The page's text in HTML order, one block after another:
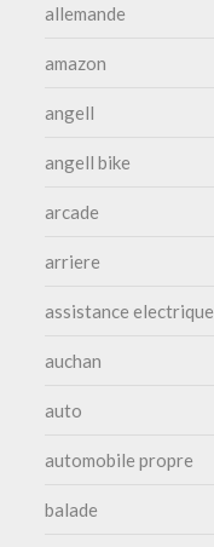
allemande
amazon
angell
angell bike
arcade
arriere
assistance electrique
auchan
auto
automobile propre
balade